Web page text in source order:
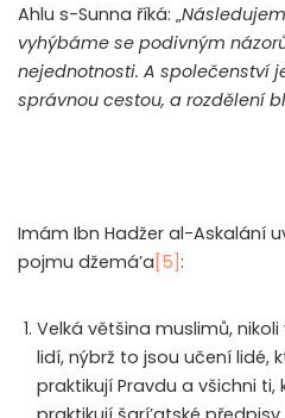
Ahlu s-Sunna říká: „
vyhýbáme se podivným
nejednotnosti. A společenství
správnou cestou, a rozdělení
Imám Ibn Hadžer al-Askalání
pojmu džemá’a [5] :
Velká většina muslimů,
lidí, nýbrž to jsou učení lidé,
praktikují Pravdu a všichni ti,